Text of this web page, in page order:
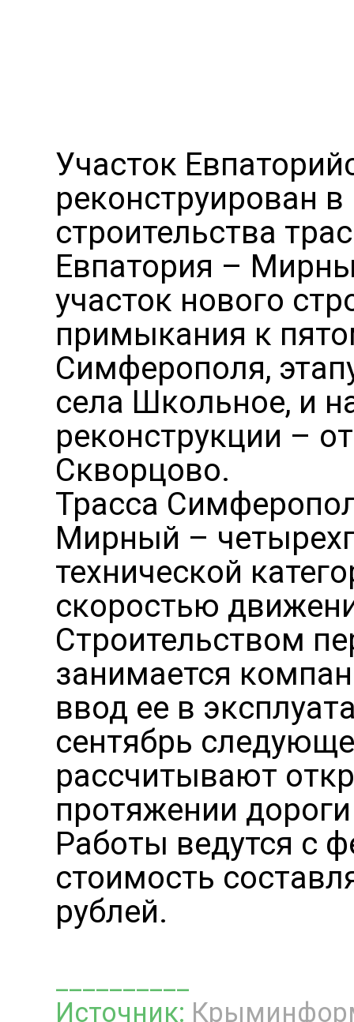
Участок
реконструирован
строительства
Евпатория –
участок нового
примыкания к
Симферополя,
села Школьное, и
реконструкции –
Скворцово.
Трасса
Мирный –
технической
скоростью
Строительством
занимается
ввод ее в
сентябрь
рассчитывают
протяжении
Работы ведутся с
стоимость
рублей.
Источник: